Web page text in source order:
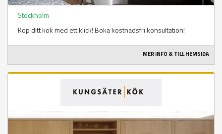
Stockholm
Köp ditt kök med ett klick! Boka kostnadsfri konsultation!
MER INFO & TILL HEMSIDA